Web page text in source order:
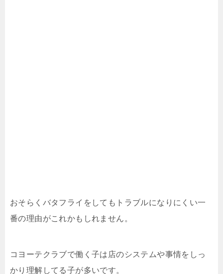
おそらくバタフライをしてもトラブルになりにくい一
番の理由がこれかもしれません。
コヨーテクラブで働く子は店のシステムや事情をしっ
かり理解してる子が多いです。